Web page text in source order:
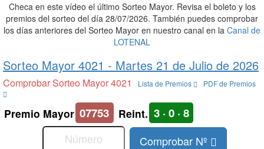
Checa en este vídeo el último Sorteo Mayor. Revisa el boleto y los
premios del sorteo del día 28/07/2026. También puedes comprobar
los días anteriores del Sorteo Mayor en nuestro canal en la Canal de
LOTENAL
Sorteo Mayor 4021 - Martes 21 de Julio de 2026
Comprobar Sorteo Mayor 4021 Lista de Premios PDF de Premios
Premio Mayor 07753 Reint. 3 · 0 · 8
Comprobar Nº